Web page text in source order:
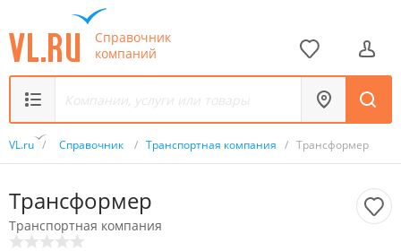
Справочник
компаний
VL.ru / Справочник / Транспортная компания / Трансформер
Трансформер
Транспортная компания